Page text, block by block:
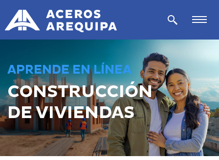
APRENDE EN LÍNEA
CONSTRUCCIÓN
DE VIVIENDAS